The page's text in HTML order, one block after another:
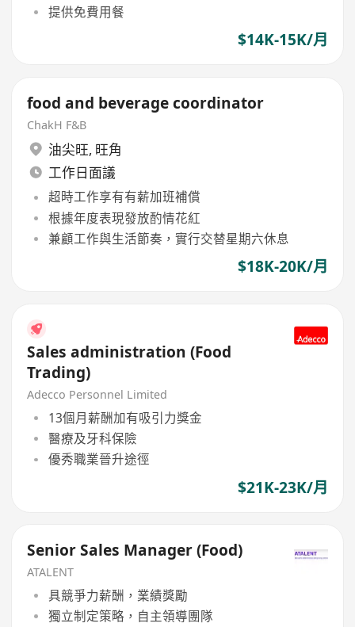
提供免費用餐
$14K-15K/月
food and beverage coordinator
ChakH F&B
油尖旺, 旺角
工作日面議
超時工作享有有薪加班補償
根據年度表現發放酌情花紅
兼顧工作與生活節奏，實行交替星期六休息
$18K-20K/月
Sales administration (Food
Trading)
Adecco Personnel Limited
13個月薪酬加有吸引力獎金
醫療及牙科保險
優秀職業晉升途徑
$21K-23K/月
Senior Sales Manager (Food)
ATALENT
具競爭力薪酬，業績獎勵
獨立制定策略，自主領導團隊